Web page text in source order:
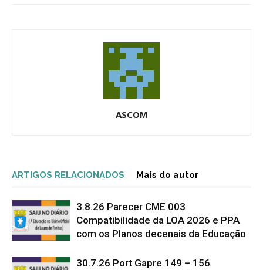
ASCOM
ARTIGOS RELACIONADOS Mais do autor
3.8.26 Parecer CME 003
Compatibilidade da LOA 2026 e PPA
com os Planos decenais da Educação
30.7.26 Port Gapre 149 – 156